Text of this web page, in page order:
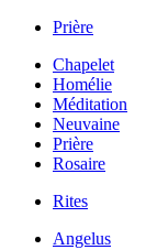
Prière
Chapelet
Homélie
Méditation
Neuvaine
Prière
Rosaire
Rites
Angelus